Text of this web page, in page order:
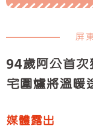
新北服務處
臺中服務處
嘉義服務處
屏
94歲阿公首次
宅圍爐將溫暖
媒體露出